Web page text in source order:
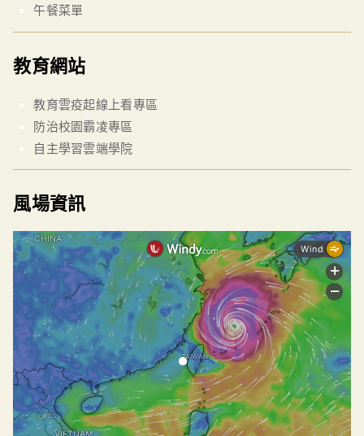
午餐菜單
教育網站
教育雲疫起線上看專區
防治校園霸凌專區
自主學習雲端學院
風場資訊